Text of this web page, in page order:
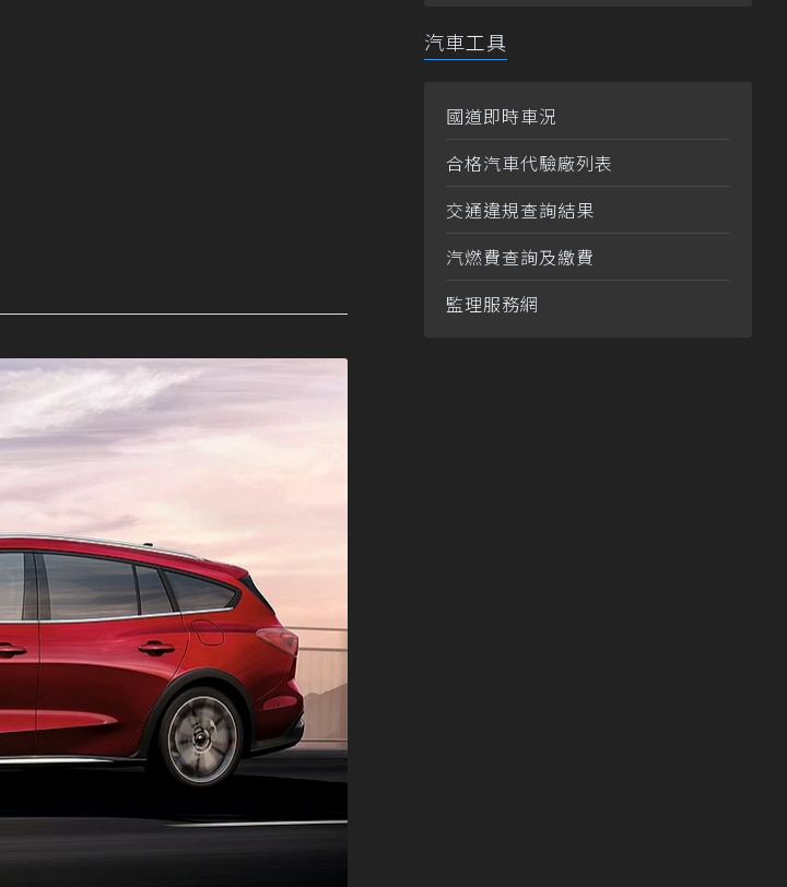
汽車工具
國道即時車況
合格汽車代驗廠列表
交通違規查詢結果
汽燃費查詢及繳費
監理服務網